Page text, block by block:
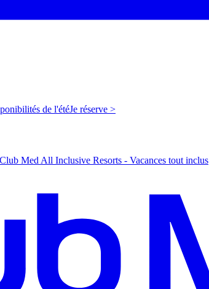
de l'étéJe réserve >
Club Med All Inclusive Resorts - Vacances tout inclus